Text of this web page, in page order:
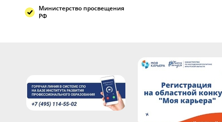
Министерство просвещения
РФ